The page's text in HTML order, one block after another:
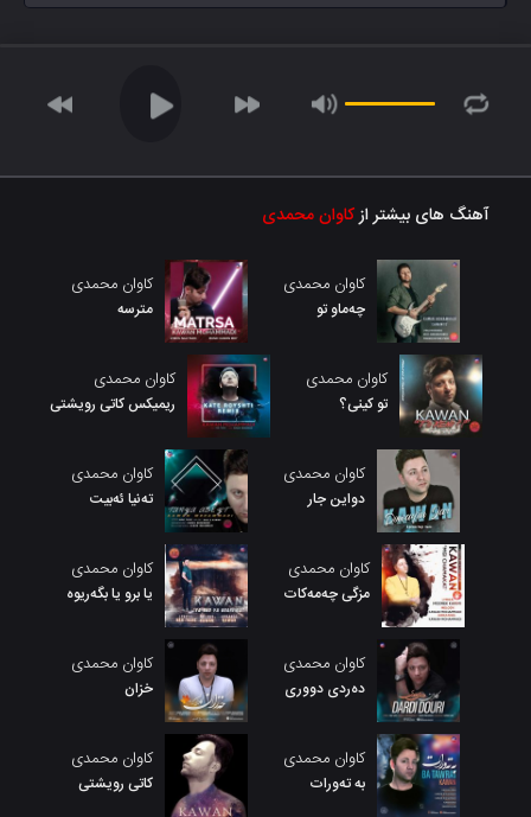
آهنگ های بیشتر ازکاوان محمدی
کاوان محمدی
چەماو تو
کاوان محمدی
مترسه
کاوان محمدی
تو کینی؟
کاوان محمدی
ریمیکس کاتی رویشتی
کاوان محمدی
دواین جار
کاوان محمدی
تەنیا ئەبیت
کاوان محمدی
مزگی چەمەکات
کاوان محمدی
یا برو یا بگەریوە
کاوان محمدی
دەردی دووری
کاوان محمدی
خزان
کاوان محمدی
به تەورات
کاوان محمدی
کاتی رویشتی